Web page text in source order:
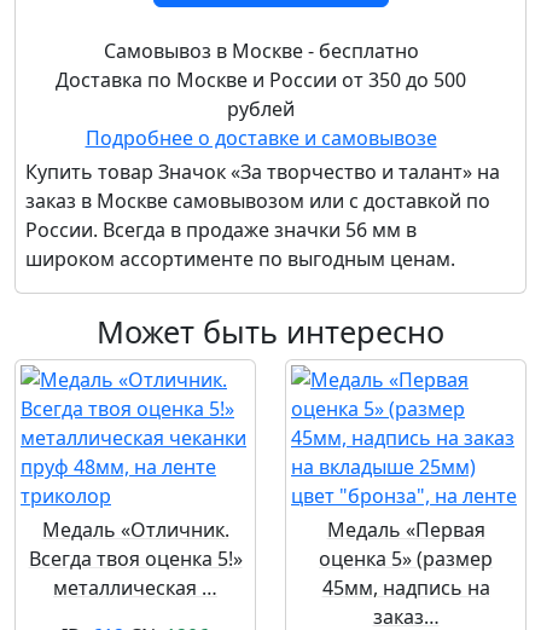
Самовывоз в Москве - бесплатно
Доставка по Москве и России от 350 до 500
рублей
Подробнее о доставке и самовывозе
Купить товар Значок «За творчество и талант» на
заказ в Москве самовывозом или с доставкой по
России. Всегда в продаже значки 56 мм в
широком ассортименте по выгодным ценам.
Может быть интересно
Медаль «Отличник.
Всегда твоя оценка 5!»
металлическая …
Медаль «Первая
оценка 5» (размер
45мм, надпись на
заказ…